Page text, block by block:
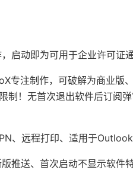
动即为可用于企业许可证通
专注制作，可破解为商业版
制！无首次退出软件后订阅
、远程打印、适用于Outlook
送、首次启动不显示软件特